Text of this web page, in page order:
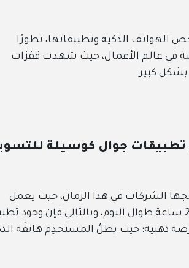
الهواتف الذكية وتطبيقاتها، تطورًا
في عالم الأعمال، حيث شهدت قفزات
بشكل كبير.
تطبيقات جوال كوسيلة
الشركات في هذا الزمان، حيث يعمل
التطبيق – عمومًا – كبرنامج يظل مستمرًا على جهاز المستخدم 24 ساعة طوال اليوم، وبالتالي فإن وجود
ذهبية؛ حيث يظلُّ المستخدِم هاتفَه